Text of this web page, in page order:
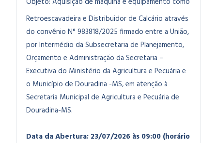
Retroescavadeira e Distribuidor de Calcário através
do convênio N° 983818/2025 firmado entre a União,
por Intermédio da Subsecretaria de Planejamento,
Orçamento e Administração da Secretaria –
Executiva do Ministério da Agricultura e Pecuária e
o Município de Douradina -MS, em atenção à
Secretaria Municipal de Agricultura e Pecuária de
Douradina-MS.
Data da Abertura: 23/07/2026 às 09:00 (horário